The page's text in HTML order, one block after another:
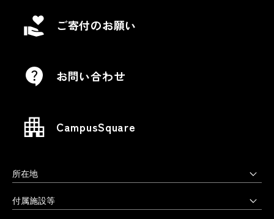
ご寄付のお願い
お問い合わせ
CampusSquare
所在地
上野毛キャンパス
付属施設等